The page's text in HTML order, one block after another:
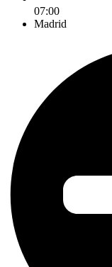
07:00
Madrid